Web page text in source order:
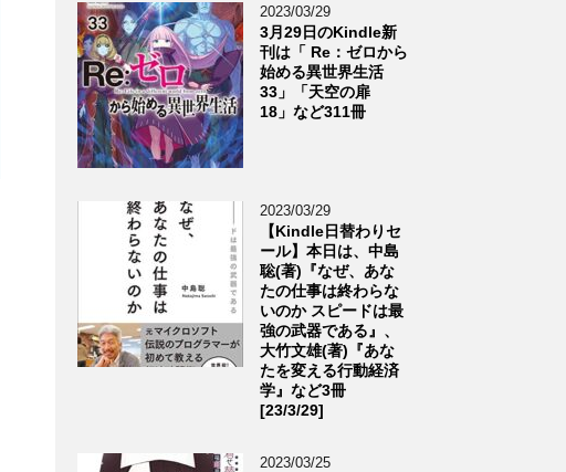
2023/03/29
3月29日のKindle新
刊は「 Re：ゼロから
始める異世界生活
33」「天空の扉
18」など311冊
2023/03/29
【Kindle日替わりセ
ール】本日は、中島
聡(著)『なぜ、あな
たの仕事は終わらな
いのか スピードは最
強の武器である』、
大竹文雄(著)『あな
たを変える行動経済
学』など3冊
[23/3/29]
2023/03/25